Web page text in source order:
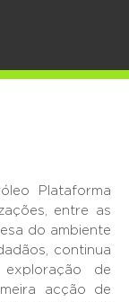
Plataforma
entre as
do ambiente
continua
de
acção de